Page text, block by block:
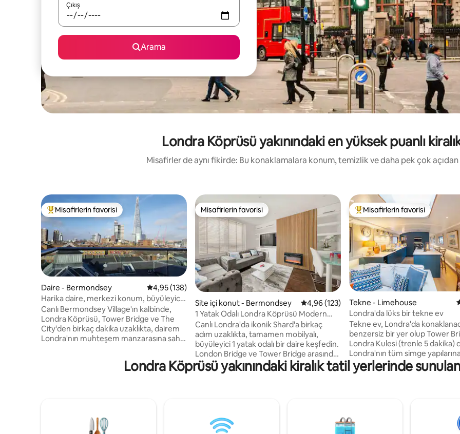
Çıkış
Arama
Londra Köprüsü yakınındaki en yüksek puanlı
Misafirler de aynı fikirde: Bu konaklamalara konum, temizlik ve daha pek çok
Misafirlerin favorilerinden en beğenilenler arasında
Misafirlerin favorisi
Daire - Bermondsey 5 üzerinden ortalama 4,95 puan, 138 değerlendirme
4,95 (138)
Harika daire, merkezi konum, büyüleyici
manzaralar.
Canlı Bermondsey Village'ın kalbinde,
Londra Köprüsü, Tower Bridge ve The
City'den birkaç dakika uzaklıkta, dairem
Londra'nın muhteşem manzarasına sahip
mükemmel bir konumdadır. 200 yıl
salon yemekhanesi, tam donanımlı
mutfak, çift kişilik yatak odası, ebeveyn
Misafirlerin favorisi
Misafirlerin favorisi
Site içi konut - Bermondsey 5 üzerinden ortalama 4,96 puan, 123
4,96 (123)
1 Yatak Odalı Londra Köprüsü Modern
Daire
Canlı Londra'da ikonik Shard'a birkaç
adım uzaklıkta, tamamen mobilyalı,
büyüleyici 1 yatak odalı bir daire keşfedin.
London Bridge ve Tower Bridge arasında
yer alan bu rahat daire, hareketin
merkezinde olmanızı sağlar. Yakındaki
çıkarın. Bu hareketli semtte keyifli
gezintiler ve canlı akşamlar yaşayın.
Misafirlerin favorilerinden en
Misafirlerin favorisi
Tekne - Limehouse
Londra'da lüks bir tekne ev
Tekne ev, Londra'da
benzersiz bir yer olup Tower
Londra Kulesi (trenle 5 dakika)
Londra'nın tüm simge
ulaşılabilir. Tekne bir marinaya
demirlenmiştir, bu da su
hizmetlerine sahip akıllı TV ve
konforlu yataklar da dahil olmak
mümkün olan her türlü
Londra Köprüsü yakınındaki kiralık tatil yerlerinde